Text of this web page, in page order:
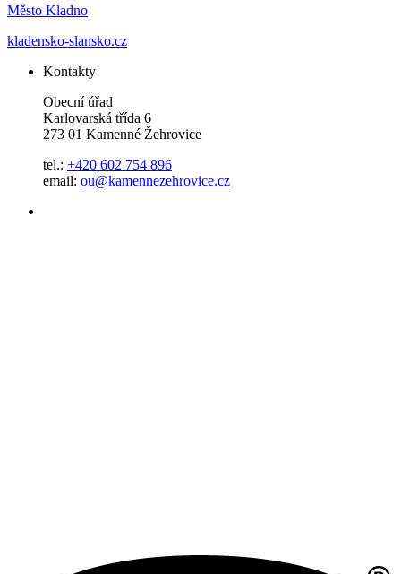
Město Kladno
kladensko-slansko.cz
Kontakty
Obecní úřad
Karlovarská třída 6
273 01 Kamenné Žehrovice
tel.: +420 602 754 896
email: ou@kamennezehrovice.cz